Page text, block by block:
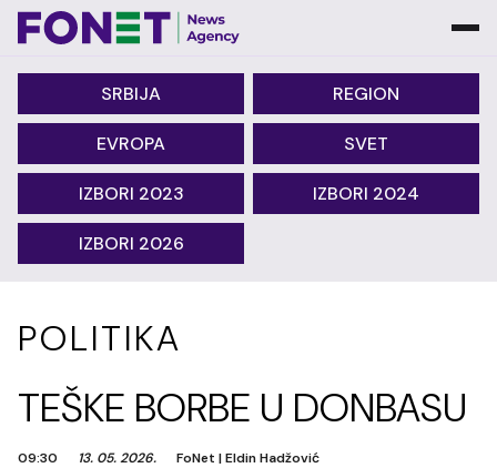
SRBIJA REGION
EVROPA SVET
IZBORI 2023 IZBORI 2024
IZBORI 2026
POLITIKA
TEŠKE BORBE U DONBASU
09:30 13. 05. 2026. FoNet |Eldin Hadžović